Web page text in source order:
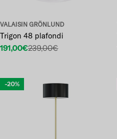
VALAISIN GRÖNLUND
Trigon 48 plafondi
Etuhinta
191,00€
Normaalihinta
239,00€
-20%